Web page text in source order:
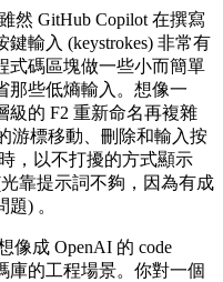
然 GitHub Copilot 在撰寫
輸入 (keystrokes) 非常有
式碼區塊做一些小而簡單
那些低熵輸入。想像一
級的 F2 重新命名再複雜
游標移動、刪除和輸入按
，以不打擾的方式顯示
靠提示詞不夠，因為有成
) 。
像成 OpenAI 的 code
庫的工程場景。你對一個